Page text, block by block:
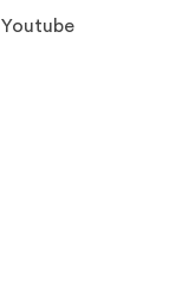
Youtube